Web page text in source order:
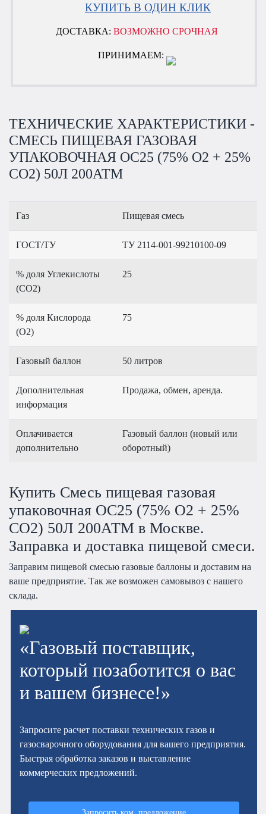
КУПИТЬ В ОДИН КЛИК
ДОСТАВКА:ВОЗМОЖНО СРОЧНАЯ
ПРИНИМАЕМ:
ТЕХНИЧЕСКИЕ ХАРАКТЕРИСТИКИ -
СМЕСЬ ПИЩЕВАЯ ГАЗОВАЯ
УПАКОВОЧНАЯ OC25 (75% O2 + 25%
CO2) 50Л 200АТМ
Газ Пищевая смесь
ГОСТ/ТУ ТУ 2114-001-99210100-09
% доля Углекислоты
(CO2)
25
% доля Кислорода
(О2)
75
Газовый баллон 50 литров
Дополнительная
информация
Продажа, обмен, аренда.
Оплачивается
дополнительно
Газовый баллон (новый или
оборотный)
Купить Смесь пищевая газовая
упаковочная OC25 (75% O2 + 25%
CO2) 50Л 200АТМ в Москве.
Заправка и доставка пищевой смеси.
Заправим пищевой смесью газовые баллоны и доставим на
ваше предприятие. Так же возможен самовывоз с нашего
склада.
«Газовый поставщик,
который позаботится о вас
и вашем бизнесе!»
Запросите расчет поставки технических газов и
газосварочного оборудования для вашего предприятия.
Быстрая обработка заказов и выставление
коммерческих предложений.
Запросить ком. предложение